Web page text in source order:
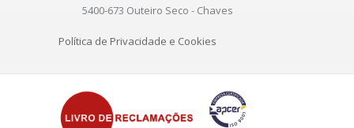
5400-673 Outeiro Seco - Chaves
Política de Privacidade e Cookies